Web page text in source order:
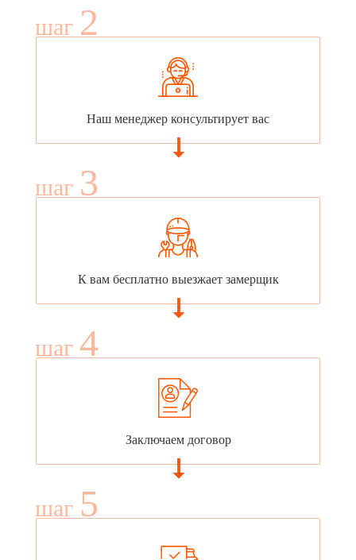
шаг 2
Наш менеджер консультирует вас
шаг 3
К вам бесплатно выезжает замерщик
шаг 4
Заключаем договор
шаг 5